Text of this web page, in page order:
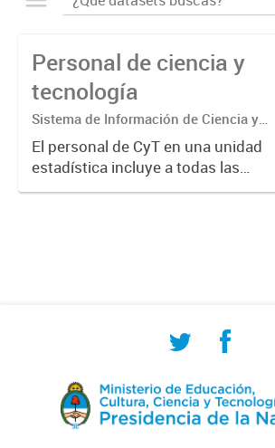
Personal de ciencia y
tecnología
Sistema de Información de Ciencia y
Tecnología Argentino (SICYTAR)
El personal de CyT en una unidad
estadística incluye a todas las
personas involucradas